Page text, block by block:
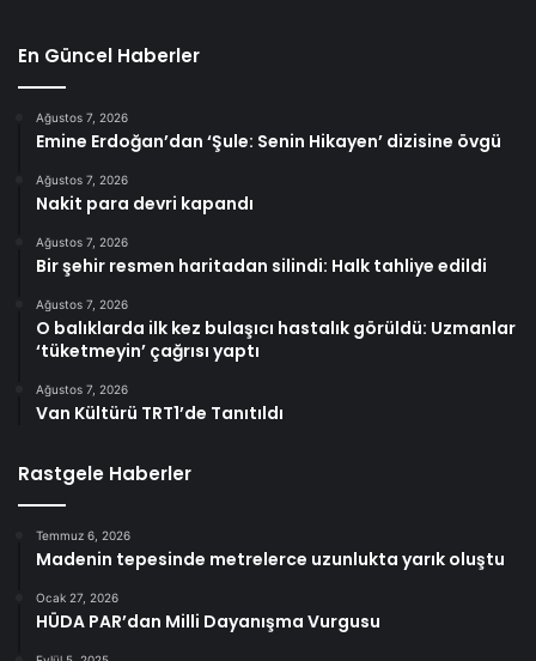
En Güncel Haberler
Ağustos 7, 2026
Emine Erdoğan’dan ‘Şule: Senin Hikayen’ dizisine övgü
Ağustos 7, 2026
Nakit para devri kapandı
Ağustos 7, 2026
Bir şehir resmen haritadan silindi: Halk tahliye edildi
Ağustos 7, 2026
O balıklarda ilk kez bulaşıcı hastalık görüldü: Uzmanlar
‘tüketmeyin’ çağrısı yaptı
Ağustos 7, 2026
Van Kültürü TRT1’de Tanıtıldı
Rastgele Haberler
Temmuz 6, 2026
Madenin tepesinde metrelerce uzunlukta yarık oluştu
Ocak 27, 2026
HÜDA PAR’dan Milli Dayanışma Vurgusu